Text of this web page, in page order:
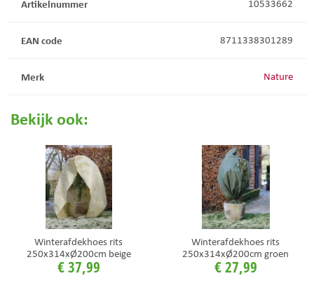
Artikelnummer 10533662
EAN code 8711338301289
Merk Nature
Bekijk ook:
Winterafdekhoes rits
250x314xØ200cm beige
€37,99
Winterafdekhoes rits
250x314xØ200cm groen
€27,99